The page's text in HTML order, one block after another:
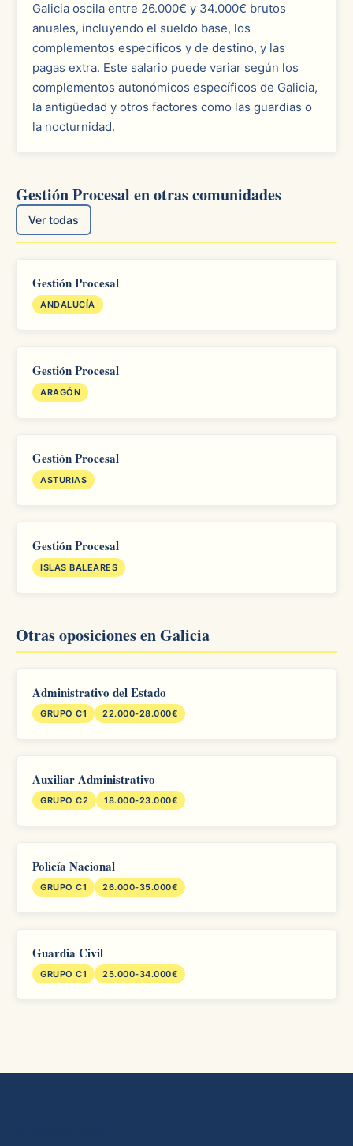
Galicia oscila entre 26.000€ y 34.000€ brutos
anuales, incluyendo el sueldo base, los
complementos específicos y de destino, y las
pagas extra. Este salario puede variar según los
complementos autonómicos específicos de Galicia,
la antigüedad y otros factores como las guardias o
la nocturnidad.
Gestión Procesal en otras comunidades
Ver todas
Gestión Procesal
ANDALUCÍA
Gestión Procesal
ARAGÓN
Gestión Procesal
ASTURIAS
Gestión Procesal
ISLAS BALEARES
Otras oposiciones en Galicia
Administrativo del Estado
GRUPO C1 22.000-28.000€
Auxiliar Administrativo
GRUPO C2 18.000-23.000€
Policía Nacional
GRUPO C1 26.000-35.000€
Guardia Civil
GRUPO C1 25.000-34.000€